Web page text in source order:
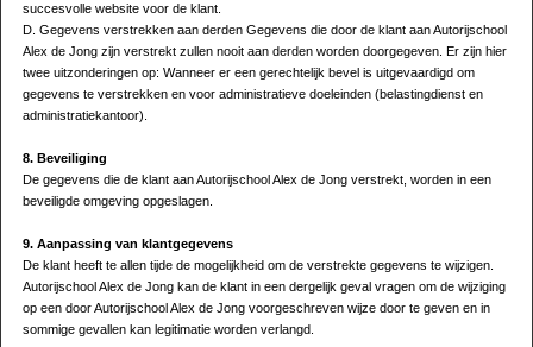
succesvolle website voor de klant.
D. Gegevens verstrekken aan derden Gegevens die door de klant aan Autorijschool
Alex de Jong zijn verstrekt zullen nooit aan derden worden doorgegeven. Er zijn hier
twee uitzonderingen op: Wanneer er een gerechtelijk bevel is uitgevaardigd om
gegevens te verstrekken en voor administratieve doeleinden (belastingdienst en
administratiekantoor).
8. Beveiliging
De gegevens die de klant aan Autorijschool Alex de Jong verstrekt, worden in een
beveiligde omgeving opgeslagen.
9. Aanpassing van klantgegevens
De klant heeft te allen tijde de mogelijkheid om de verstrekte gegevens te wijzigen.
Autorijschool Alex de Jong kan de klant in een dergelijk geval vragen om de wijziging
op een door Autorijschool Alex de Jong voorgeschreven wijze door te geven en in
sommige gevallen kan legitimatie worden verlangd.